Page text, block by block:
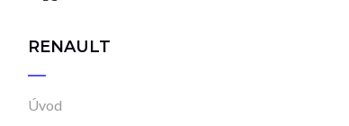
RENAULT
Úvod